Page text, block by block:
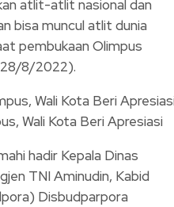
atlit-atlit nasional dan
bisa muncul atlit dunia
pembukaan Olimpus
8/2022).
Wali Kota Beri Apresiasi
hadir Kepala Dinas
TNI Aminudin, Kabid
Disbudparpora